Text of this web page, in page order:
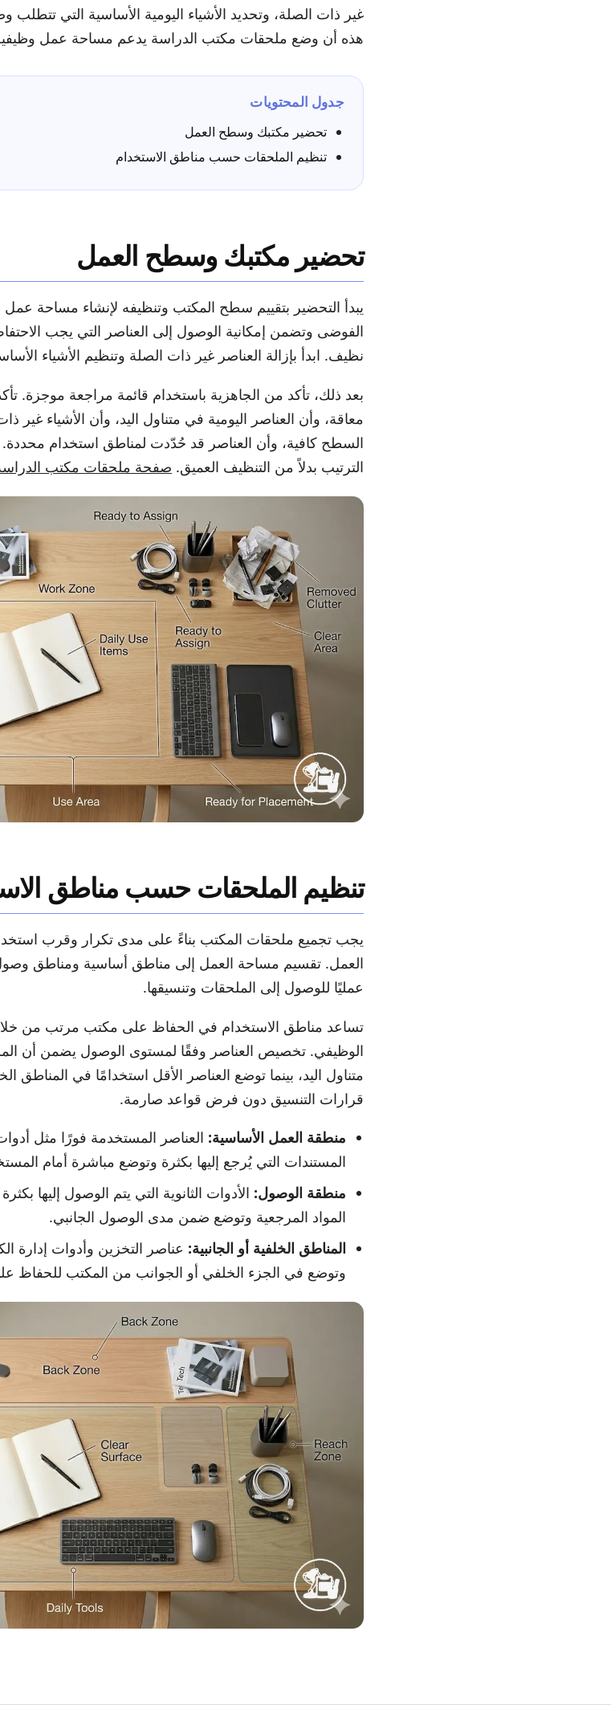
غير ذات الصلة، وتحديد الأشياء اليومية الأساسية التي
هذه أن وضع ملحقات مكتب الدراسة يدعم مساحة عمل
جدول المحتويات
تحضير مكتبك وسطح العمل
تنظيم الملحقات حسب مناطق الاستخدام
تحضير مكتبك وسطح العمل
يبدأ التحضير بتقييم سطح المكتب وتنظيفه لإنشاء مساحة
الفوضى وتضمن إمكانية الوصول إلى العناصر التي يجب
نظيف. ابدأ بإزالة العناصر غير ذات الصلة وتنظيم الأشياء
بعد ذلك، تأكد من الجاهزية باستخدام قائمة مراجعة موجزة.
معاقة، وأن العناصر اليومية في متناول اليد، وأن الأشياء
السطح كافية، وأن العناصر قد حُدّدت لمناطق استخدام
الترتيب بدلاً من التنظيف العميق. صفحة ملحقات مكتب الدراسة
تنظيم الملحقات حسب مناطق
يجب تجميع ملحقات المكتب بناءً على مدى تكرار وقرب
العمل. تقسيم مساحة العمل إلى مناطق أساسية ومناطق وصول
عمليًا للوصول إلى الملحقات وتنسيقها.
تساعد مناطق الاستخدام في الحفاظ على مكتب مرتب من
الوظيفي. تخصيص العناصر وفقًا لمستوى الوصول يضمن أن
متناول اليد، بينما توضع العناصر الأقل استخدامًا في المناطق
قرارات التنسيق دون فرض قواعد صارمة.
منطقة العمل الأساسية: العناصر المستخدمة فورًا مثل
المستندات التي يُرجع إليها بكثرة وتوضع مباشرة أمام
منطقة الوصول: الأدوات الثانوية التي يتم الوصول إليها
المواد المرجعية وتوضع ضمن مدى الوصول الجانبي.
المناطق الخلفية أو الجانبية: عناصر التخزين وأدوات إدارة
وتوضع في الجزء الخلفي أو الجوانب من المكتب للحفاظ